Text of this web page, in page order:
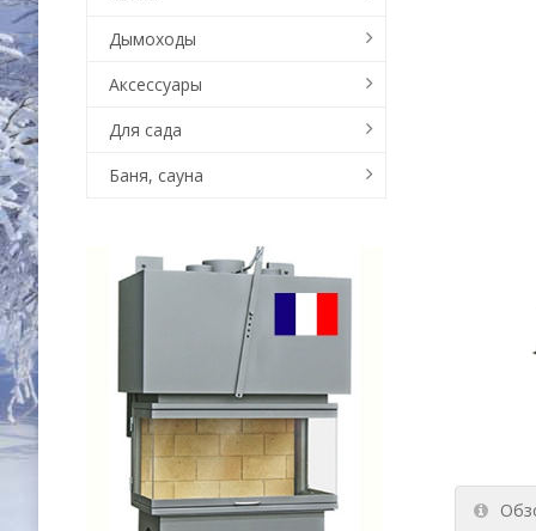
Дымоходы
Аксессуары
Для сада
Баня, сауна